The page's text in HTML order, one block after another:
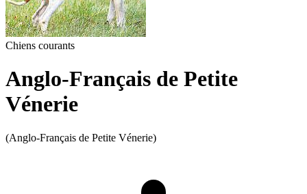
Chiens courants
Anglo-Français de Petite
Vénerie
(Anglo-Français de Petite Vénerie)